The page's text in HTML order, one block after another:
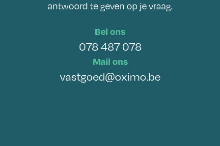
antwoord te geven op je vraag.
Bel ons
078 487 078
Mail ons
vastgoed@oximo.be